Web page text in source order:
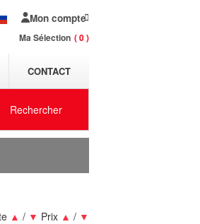
Mon compte
Ma Sélection 0
CONTACT
Rechercher
▲ / ▼ Prix ▲ / ▼